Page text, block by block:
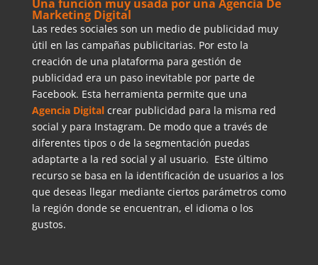
Una función muy usada por una Agencia De
Marketing Digital
Las redes sociales son un medio de publicidad muy
útil en las campañas publicitarias. Por esto la
creación de una plataforma para gestión de
publicidad era un paso inevitable por parte de
Facebook. Esta herramienta permite que una
Agencia Digitalcrear publicidad para la misma red
social y para Instagram. De modo que a través de
diferentes tipos o de la segmentación puedas
adaptarte a la red social y al usuario. Este último
recurso se basa en la identificación de usuarios a los
que deseas llegar mediante ciertos parámetros como
la región donde se encuentran, el idioma o los
gustos.